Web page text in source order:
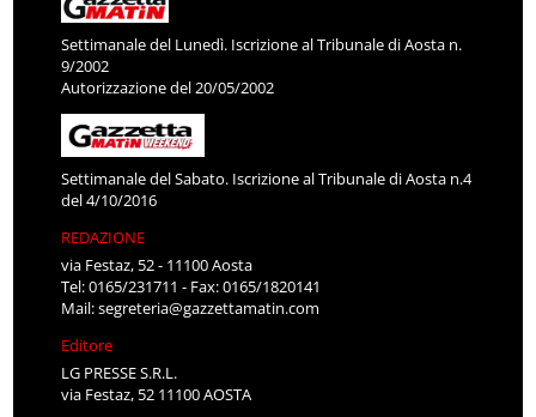
Settimanale del Lunedì. Iscrizione al Tribunale di Aosta n.
9/2002
Autorizzazione del 20/05/2002
Settimanale del Sabato. Iscrizione al Tribunale di Aosta n.4
del 4/10/2016
REDAZIONE
via Festaz, 52 - 11100 Aosta
Tel: 0165/231711 - Fax: 0165/1820141
Mail:segreteria@gazzettamatin.com
Editore
LG PRESSE S.R.L.
via Festaz, 52 11100 AOSTA